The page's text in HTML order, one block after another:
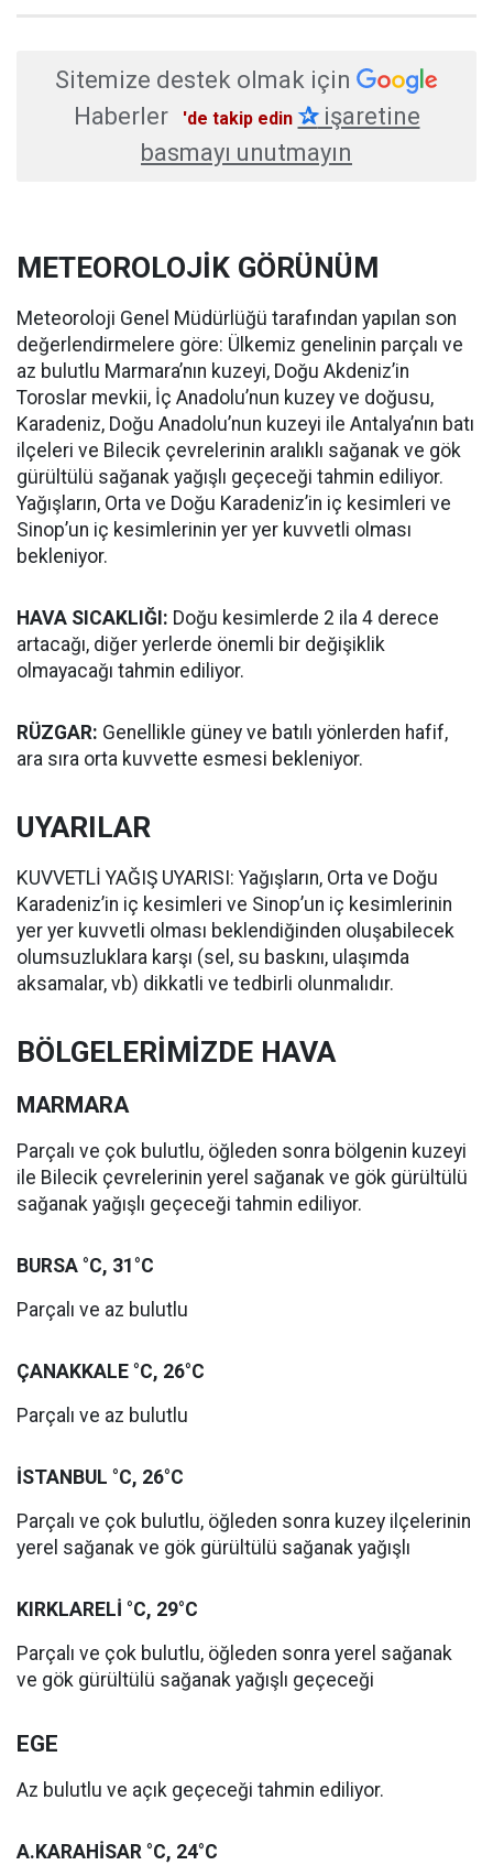
Sitemize destek olmak için
Haberler
'de takip edin ✰işaretine
basmayı unutmayın
METEOROLOJİK GÖRÜNÜM
Meteoroloji Genel Müdürlüğü tarafından yapılan son
değerlendirmelere göre: Ülkemiz genelinin parçalı ve
az bulutlu Marmara’nın kuzeyi, Doğu Akdeniz’in
Toroslar mevkii, İç Anadolu’nun kuzey ve doğusu,
Karadeniz, Doğu Anadolu’nun kuzeyi ile Antalya’nın batı
ilçeleri ve Bilecik çevrelerinin aralıklı sağanak ve gök
gürültülü sağanak yağışlı geçeceği tahmin ediliyor.
Yağışların, Orta ve Doğu Karadeniz’in iç kesimleri ve
Sinop’un iç kesimlerinin yer yer kuvvetli olması
bekleniyor.
HAVA SICAKLIĞI: Doğu kesimlerde 2 ila 4 derece
artacağı, diğer yerlerde önemli bir değişiklik
olmayacağı tahmin ediliyor.
RÜZGAR: Genellikle güney ve batılı yönlerden hafif,
ara sıra orta kuvvette esmesi bekleniyor.
UYARILAR
KUVVETLİ YAĞIŞ UYARISI: Yağışların, Orta ve Doğu
Karadeniz’in iç kesimleri ve Sinop’un iç kesimlerinin
yer yer kuvvetli olması beklendiğinden oluşabilecek
olumsuzluklara karşı (sel, su baskını, ulaşımda
aksamalar, vb) dikkatli ve tedbirli olunmalıdır.
BÖLGELERİMİZDE HAVA
MARMARA
Parçalı ve çok bulutlu, öğleden sonra bölgenin kuzeyi
ile Bilecik çevrelerinin yerel sağanak ve gök gürültülü
sağanak yağışlı geçeceği tahmin ediliyor.
BURSA °C, 31°C
Parçalı ve az bulutlu
ÇANAKKALE °C, 26°C
Parçalı ve az bulutlu
İSTANBUL °C, 26°C
Parçalı ve çok bulutlu, öğleden sonra kuzey ilçelerinin
yerel sağanak ve gök gürültülü sağanak yağışlı
KIRKLARELİ °C, 29°C
Parçalı ve çok bulutlu, öğleden sonra yerel sağanak
ve gök gürültülü sağanak yağışlı geçeceği
EGE
Az bulutlu ve açık geçeceği tahmin ediliyor.
A.KARAHİSAR °C, 24°C